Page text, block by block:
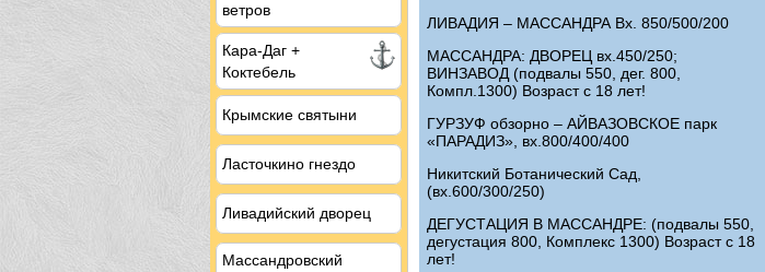
ветров
Кара-Даг +
Коктебель
Крымские святыни
Ласточкино гнездо
Ливадийский дворец
Массандровский
ЛИВАДИЯ – МАССАНДРА Вх. 850/500/200
МАССАНДРА: ДВОРЕЦ вх.450/250;
ВИНЗАВОД (подвалы 550, дег. 800,
Компл.1300) Возраст с 18 лет!
ГУРЗУФ обзорно – АЙВАЗОВСКОЕ парк
«ПАРАДИЗ», вх.800/400/400
Никитский Ботанический Сад,
(вх.600/300/250)
ДЕГУСТАЦИЯ В МАССАНДРЕ: (подвалы 550,
дегустация 800, Комплекс 1300) Возраст с 18
лет!